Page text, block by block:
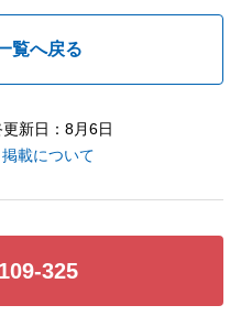
覧へ戻る
新日：8月6日
掲載について
325